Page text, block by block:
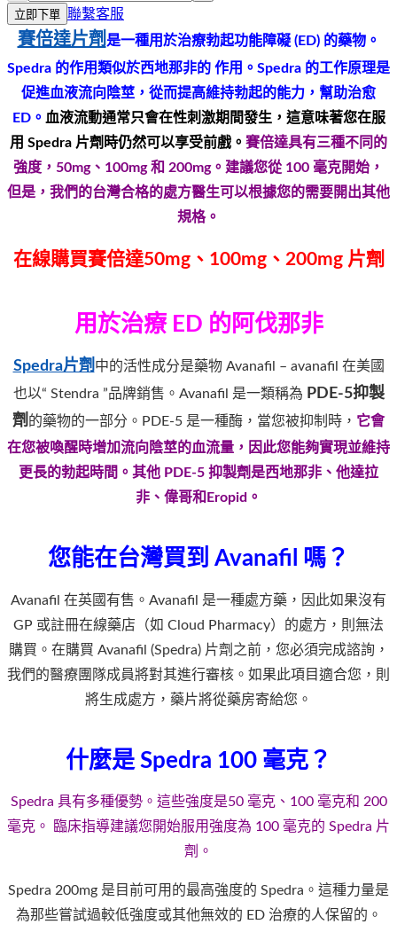
立即下單 聯繫客服
賽倍達片劑 是一種用於治療勃起功能障礙 (ED) 的藥物。
Spedra 的作用類似於西地那非的 作用。 Spedra 的工作原理是
促進血液流向陰莖，從而提高維持勃起的能力，幫助治愈
ED。 血液流動通常只會在性刺激期間發生，這意味著您在服
用 Spedra 片劑時仍然可以享受前戲。 賽倍達具有三種不同的
強度，50mg、100mg 和 200mg。建議您從 100 毫克開始，
但是，我們的台灣合格的處方醫生可以根據您的需要開出其他
規格。
在線購買賽倍達50mg、100mg、200mg 片劑
用於治療 ED 的阿伐那非
Spedra片劑中的活性成分是藥物 Avanafil – avanafil 在美國
也以“ Stendra ”品牌銷售。Avanafil 是一類稱為 PDE-5抑製
劑 的藥物的一部分。PDE-5 是一種酶，當您被抑制時， 它會
在您被喚醒時增加流向陰莖的血流量，因此您能夠實現並維持
更長的勃起時間。其他 PDE-5 抑製劑是西地那非、他達拉
非、偉哥和Eropid。
您能在台灣買到 Avanafil 嗎？
Avanafil 在英國有售。Avanafil 是一種處方藥，因此如果沒有
GP 或註冊在線藥店（如 Cloud Pharmacy）的處方，則無法
購買。在購買 Avanafil (Spedra) 片劑之前，您必須完成諮詢，
我們的醫療團隊成員將對其進行審核。如果此項目適合您，則
將生成處方，藥片將從藥房寄給您。
什麼是 Spedra 100 毫克？
Spedra 具有多種優勢。這些強度是50 毫克、100 毫克和 200
毫克。 臨床指導建議您開始服用強度為 100 毫克的 Spedra 片
劑。
Spedra 200mg 是目前可用的最高強度的 Spedra。這種力量是
為那些嘗試過較低強度或其他無效的 ED 治療的人保留的。